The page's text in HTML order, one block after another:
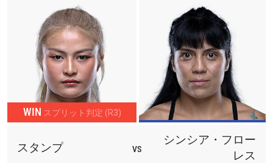
WIN スプリット判定 (R3)
スタンプ VS
シンシア・フロー
レス